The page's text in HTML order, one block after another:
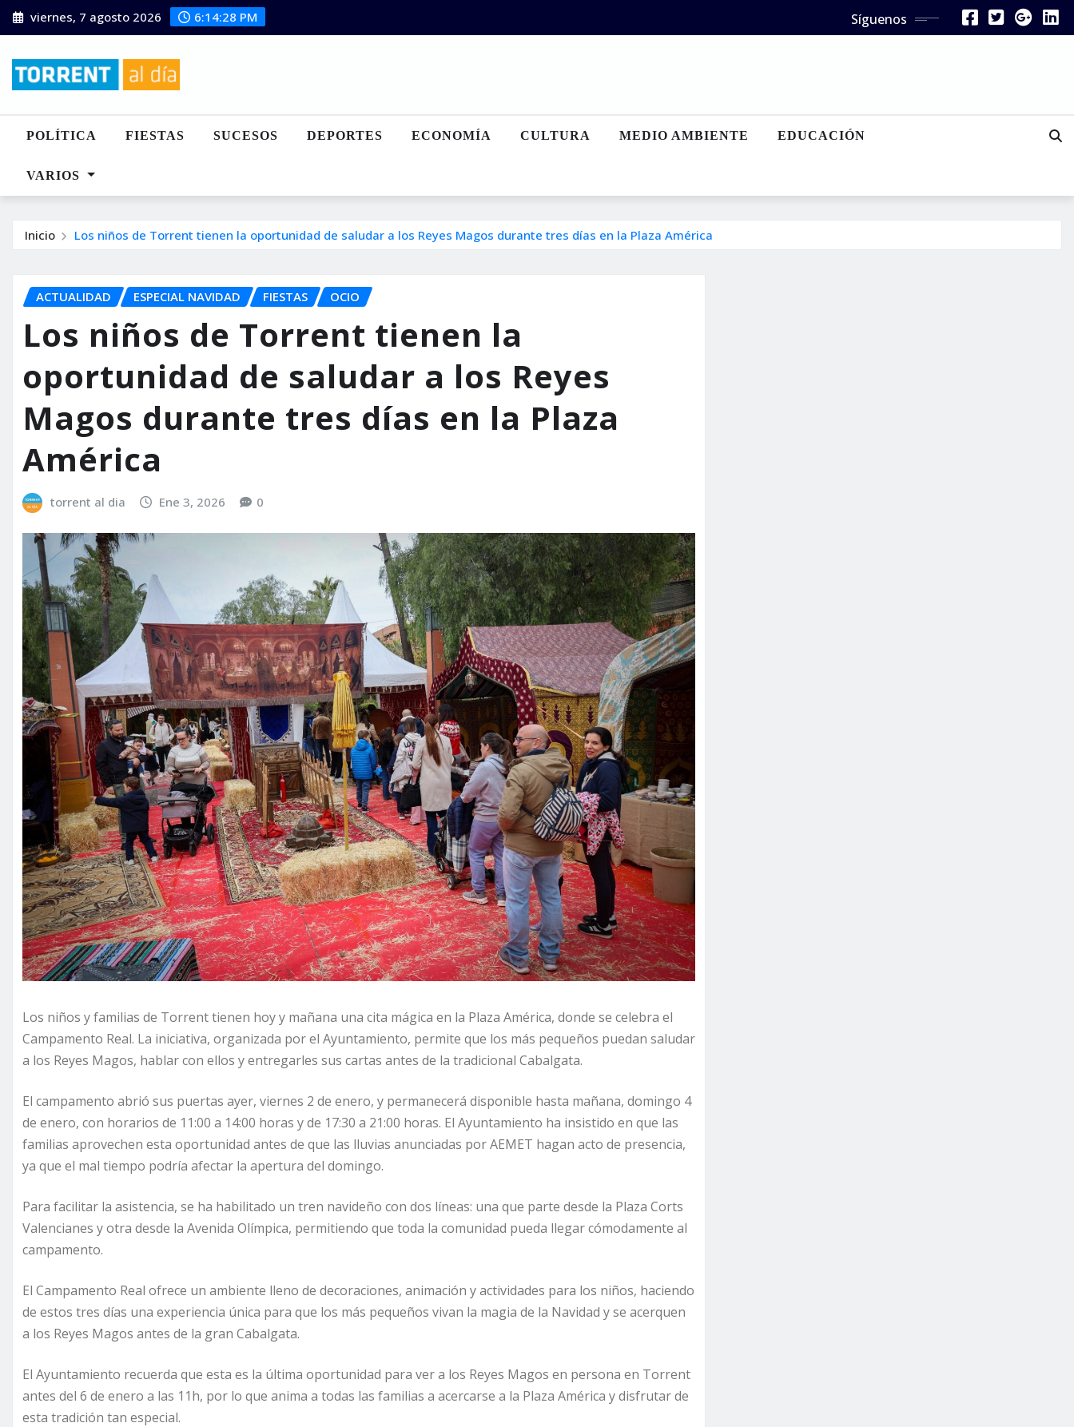
Saltar
al
viernes, 7 agosto 2026 6:14:30 PM Síguenos
POLÍTICA FIESTAS SUCESOS DEPORTES ECONOMÍA CULTURA MEDIO AMBIENTE EDUCACIÓN
VARIOS
Inicio Los niños de Torrent tienen la oportunidad de saludar a los Reyes Magos durante tres días en la Plaza América
ACTUALIDAD ESPECIAL NAVIDAD FIESTAS OCIO
Los niños de Torrent tienen la
oportunidad de saludar a los Reyes
Magos durante tres días en la Plaza
América
torrent al dia Ene 3, 2026 0
Los niños y familias de Torrent tienen hoy y mañana una cita mágica en la Plaza América, donde se celebra el
Campamento Real. La iniciativa, organizada por el Ayuntamiento, permite que los más pequeños puedan saludar
a los Reyes Magos, hablar con ellos y entregarles sus cartas antes de la tradicional Cabalgata.
El campamento abrió sus puertas ayer, viernes 2 de enero, y permanecerá disponible hasta mañana, domingo 4
de enero, con horarios de 11:00 a 14:00 horas y de 17:30 a 21:00 horas. El Ayuntamiento ha insistido en que las
familias aprovechen esta oportunidad antes de que las lluvias anunciadas por AEMET hagan acto de presencia,
ya que el mal tiempo podría afectar la apertura del domingo.
Para facilitar la asistencia, se ha habilitado un tren navideño con dos líneas: una que parte desde la Plaza Corts
Valencianes y otra desde la Avenida Olímpica, permitiendo que toda la comunidad pueda llegar cómodamente al
campamento.
El Campamento Real ofrece un ambiente lleno de decoraciones, animación y actividades para los niños, haciendo
de estos tres días una experiencia única para que los más pequeños vivan la magia de la Navidad y se acerquen
a los Reyes Magos antes de la gran Cabalgata.
El Ayuntamiento recuerda que esta es la última oportunidad para ver a los Reyes Magos en persona en Torrent
antes del 6 de enero a las 11h, por lo que anima a todas las familias a acercarse a la Plaza América y disfrutar de
esta tradición tan especial.